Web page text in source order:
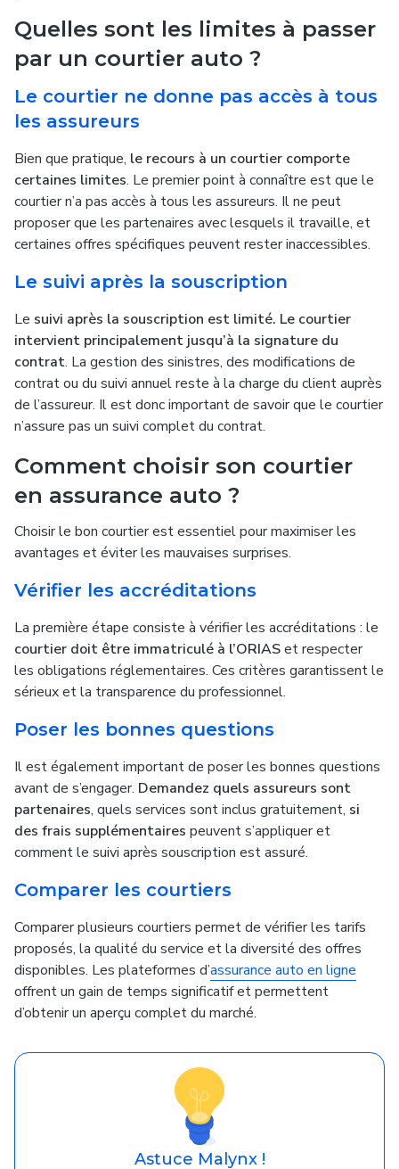
Quelles sont les limites à passer
par un courtier auto ?
Le courtier ne donne pas accès à tous
les assureurs
Bien que pratique, le recours à un courtier comporte
certaines limites. Le premier point à connaître est que le
courtier n’a pas accès à tous les assureurs. Il ne peut
proposer que les partenaires avec lesquels il travaille, et
certaines offres spécifiques peuvent rester inaccessibles.
Le suivi après la souscription
Le suivi après la souscription est limité. Le courtier
intervient principalement jusqu’à la signature du
contrat. La gestion des sinistres, des modifications de
contrat ou du suivi annuel reste à la charge du client auprès
de l’assureur. Il est donc important de savoir que le courtier
n’assure pas un suivi complet du contrat.
Comment choisir son courtier
en assurance auto ?
Choisir le bon courtier est essentiel pour maximiser les
avantages et éviter les mauvaises surprises.
Vérifier les accréditations
La première étape consiste à vérifier les accréditations : le
courtier doit être immatriculé à l’ORIASet respecter
les obligations réglementaires. Ces critères garantissent le
sérieux et la transparence du professionnel.
Poser les bonnes questions
Il est également important de poser les bonnes questions
avant de s’engager. Demandez quels assureurs sont
partenaires, quels services sont inclus gratuitement, si
des frais supplémentaires peuvent s’appliquer et
comment le suivi après souscription est assuré.
Comparer les courtiers
Comparer plusieurs courtiers permet de vérifier les tarifs
proposés, la qualité du service et la diversité des offres
disponibles. Les plateformes d’assurance auto en ligne
offrent un gain de temps significatif et permettent
d’obtenir un aperçu complet du marché.
Astuce Malynx !